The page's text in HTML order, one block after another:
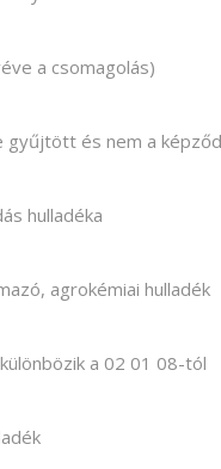
a csomagolás)
és nem a
hulladéka
agrokémiai hulladék
a 02 01 08-tól